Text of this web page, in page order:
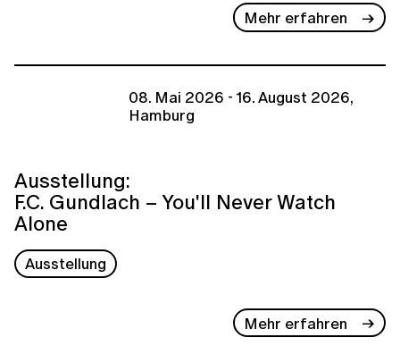
Mehr erfahren
08. Mai 2026 - 16. August 2026,
Hamburg
Ausstellung:
F.C. Gundlach – You'll Never Watch
Alone
Ausstellung
Mehr erfahren